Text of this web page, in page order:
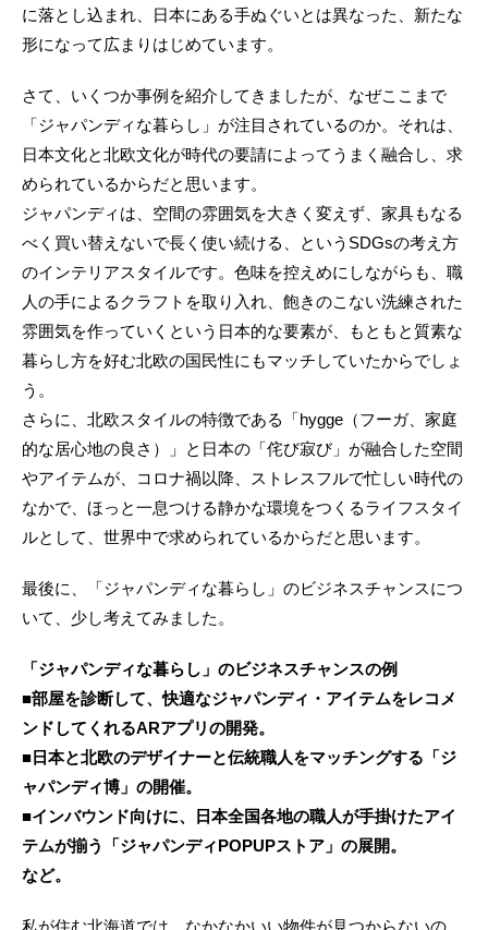
に落とし込まれ、日本にある手ぬぐいとは異なった、新たな
形になって広まりはじめています。
さて、いくつか事例を紹介してきましたが、なぜここまで
「ジャパンディな暮らし」が注目されているのか。それは、
日本文化と北欧文化が時代の要請によってうまく融合し、求
められているからだと思います。
ジャパンディは、空間の雰囲気を大きく変えず、家具もなる
べく買い替えないで長く使い続ける、というSDGsの考え方
のインテリアスタイルです。色味を控えめにしながらも、職
人の手によるクラフトを取り入れ、飽きのこない洗練された
雰囲気を作っていくという日本的な要素が、もともと質素な
暮らし方を好む北欧の国民性にもマッチしていたからでしょ
う。
さらに、北欧スタイルの特徴である「hygge（フーガ、家庭
的な居心地の良さ）」と日本の「侘び寂び」が融合した空間
やアイテムが、コロナ禍以降、ストレスフルで忙しい時代の
なかで、ほっと一息つける静かな環境をつくるライフスタイ
ルとして、世界中で求められているからだと思います。
最後に、「ジャパンディな暮らし」のビジネスチャンスにつ
いて、少し考えてみました。
「ジャパンディな暮らし」のビジネスチャンスの例
■部屋を診断して、快適なジャパンディ・アイテムをレコメ
ンドしてくれるARアプリの開発。
■日本と北欧のデザイナーと伝統職人をマッチングする「ジ
ャパンディ博」の開催。
■インバウンド向けに、日本全国各地の職人が手掛けたアイ
テムが揃う「ジャパンディPOPUPストア」の展開。
など。
私が住む北海道では、なかなかいい物件が見つからないの